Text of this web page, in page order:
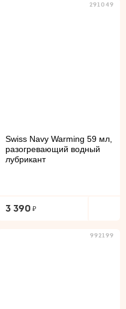
291049
Swiss Navy Warming 59 мл,
разогревающий водный
лубрикант
3 390
992199